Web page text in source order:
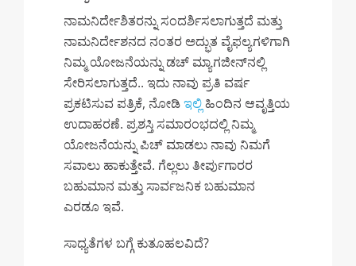
ನಾಮನಿರ್ದೇಶಿತರನ್ನು ಸಂದರ್ಶಿಸಲಾಗುತ್ತದೆ ಮತ್ತು
ನಾಮನಿರ್ದೇಶನದ ನಂತರ ಅದ್ಭುತ ವೈಫಲ್ಯಗಳಿಗಾಗಿ
ನಿಮ್ಮ ಯೋಜನೆಯನ್ನು ಡಚ್ ಮ್ಯಾಗಜೀನ್‌ನಲ್ಲಿ
ಸೇರಿಸಲಾಗುತ್ತದೆ.. ಇದು ನಾವು ಪ್ರತಿ ವರ್ಷ
ಪ್ರಕಟಿಸುವ ಪತ್ರಿಕೆ, ನೋಡಿಇಲ್ಲಿಹಿಂದಿನ ಆವೃತ್ತಿಯ
ಉದಾಹರಣೆ. ಪ್ರಶಸ್ತಿ ಸಮಾರಂಭದಲ್ಲಿ ನಿಮ್ಮ
ಯೋಜನೆಯನ್ನು ಪಿಚ್ ಮಾಡಲು ನಾವು ನಿಮಗೆ
ಸವಾಲು ಹಾಕುತ್ತೇವೆ. ಗೆಲ್ಲಲು ತೀರ್ಪುಗಾರರ
ಬಹುಮಾನ ಮತ್ತು ಸಾರ್ವಜನಿಕ ಬಹುಮಾನ
ಎರಡೂ ಇವೆ.
ಸಾಧ್ಯತೆಗಳ ಬಗ್ಗೆ ಕುತೂಹಲವಿದೆ?